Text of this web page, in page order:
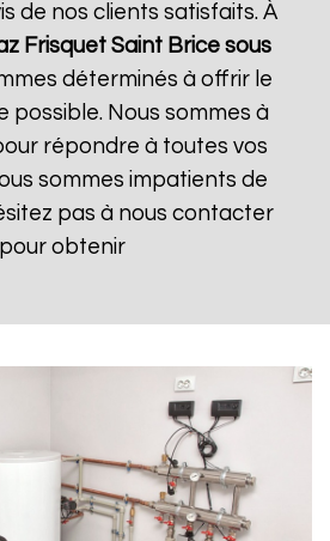
de nos clients satisfaits. À
Frisquet Saint Brice sous
déterminés à offrir le
possible. Nous sommes à
répondre à toutes vos
sommes impatients de
pas à nous contacter
pour obtenir